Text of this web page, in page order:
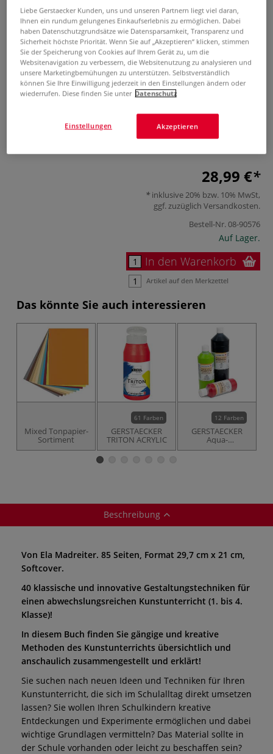
Methodenheft Kunst in der
Grundschule
0 Bewertungen
40 klassische und innovative Gestaltungstechniken für
einen abwechslungsreichen Kunstunterricht (1. bis 4.
28,99 €
inklusive 20% bzw. 10% MwSt,
ggf. zuzüglich Versandkosten.
Bestell-Nr.08-90576
Auf Lager.
In den Warenkorb
Artikel auf den Merkzettel
Das könnte Sie auch interessieren
Mixed Tonpapier-
Sortiment
61 Farben
GERSTAECKER
TRITON ACRYLIC
12 Farben
GERSTAECKER
Aqua-
Linoldruckfarbe
Beschreibung
Von Ela Madreiter. 85 Seiten, Format 29,7 cm x 21 cm,
Softcover.
40 klassische und innovative Gestaltungstechniken für
einen abwechslungsreichen Kunstunterricht (1. bis 4.
Klasse)!
In diesem Buch finden Sie gängige und kreative
Methoden des Kunstunterrichts übersichtlich und
anschaulich zusammengestellt und erklärt!
Sie suchen nach neuen Ideen und Techniken für Ihren
Kunstunterricht, die sich im Schulalltag direkt umsetzen
lassen? Sie wollen Ihren Schulkindern kreative
Entdeckungen und Experimente ermöglichen und dabei
wichtige Grundlagen vermitteln? Das Material sollte in
der Schule vorhanden oder leicht zu beschaffen sein?
Liebe Gerstaecker Kunden, uns und unseren Partnern liegt viel daran,
Ihnen ein rundum gelungenes Einkaufserlebnis zu ermöglichen. Dabei
haben Datenschutzgrundsätze wie Datensparsamkeit, Transparenz und
Sicherheit höchste Priorität. Wenn Sie auf „Akzeptieren“ klicken, stimmen
Sie der Speicherung von Cookies auf Ihrem Gerät zu, um die
Websitenavigation zu verbessern, die Websitenutzung zu analysieren und
unsere Marketingbemühungen zu unterstützen. Selbstverständlich
können Sie Ihre Einwilligung jederzeit in den Einstellungen ändern oder
wiederrufen. Diese finden Sie unter Datenschutz
Akzeptieren
Einstellungen